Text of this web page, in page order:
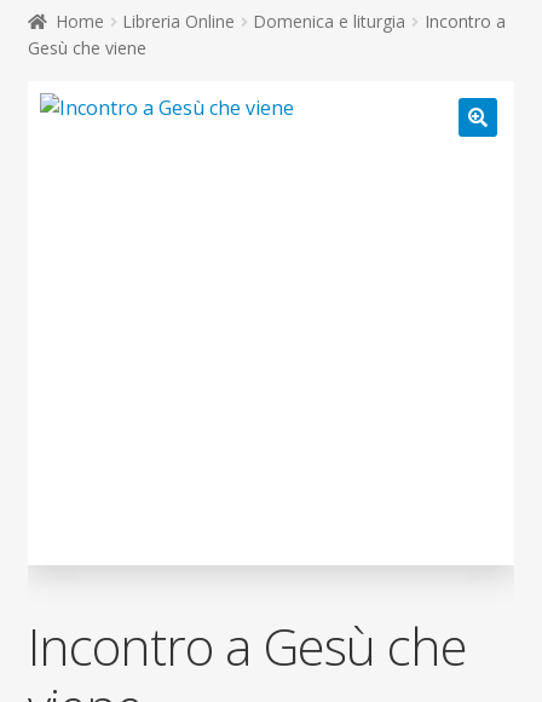
Contatti
child
Don Bosco
il
menu
Home Libreria Online Domenica e liturgia
Incontro a
Gesù che viene
Incontro a Gesù che